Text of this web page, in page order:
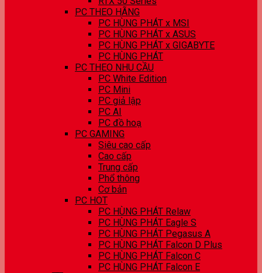
PC THEO HÃNG
PC HÙNG PHÁT x MSI
PC HÙNG PHÁT x ASUS
PC HÙNG PHÁT x GIGABYTE
PC HÙNG PHÁT
PC THEO NHU CẦU
PC White Edition
PC Mini
PC giả lập
PC AI
PC đồ hoạ
PC GAMING
Siêu cao cấp
Cao cấp
Trung cấp
Phổ thông
Cơ bản
PC HOT
PC HÙNG PHÁT Relaw
PC HÙNG PHÁT Eagle S
PC HÙNG PHÁT Pegasus A
PC HÙNG PHÁT Falcon D Plus
PC HÙNG PHÁT Falcon C
PC HÙNG PHÁT Falcon E